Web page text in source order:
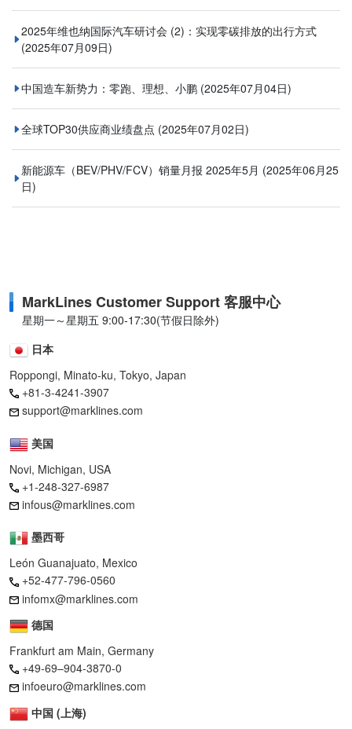
2025年维也纳国际汽车研讨会 (2)：实现零碳排放的出行方式
(2025年07月09日)
中国造车新势力：零跑、理想、小鹏 (2025年07月04日)
全球TOP30供应商业绩盘点 (2025年07月02日)
新能源车（BEV/PHV/FCV）销量月报 2025年5月 (2025年06月25
日)
MarkLines Customer Support 客服中心
星期一～星期五 9:00-17:30(节假日除外)
日本
Roppongi, Minato-ku, Tokyo, Japan
+81-3-4241-3907
support@marklines.com
美国
Novi, Michigan, USA
+1-248-327-6987
infous@marklines.com
墨西哥
León Guanajuato, Mexico
+52-477-796-0560
infomx@marklines.com
德国
Frankfurt am Main, Germany
+49-69–904-3870-0
infoeuro@marklines.com
中国 (上海)